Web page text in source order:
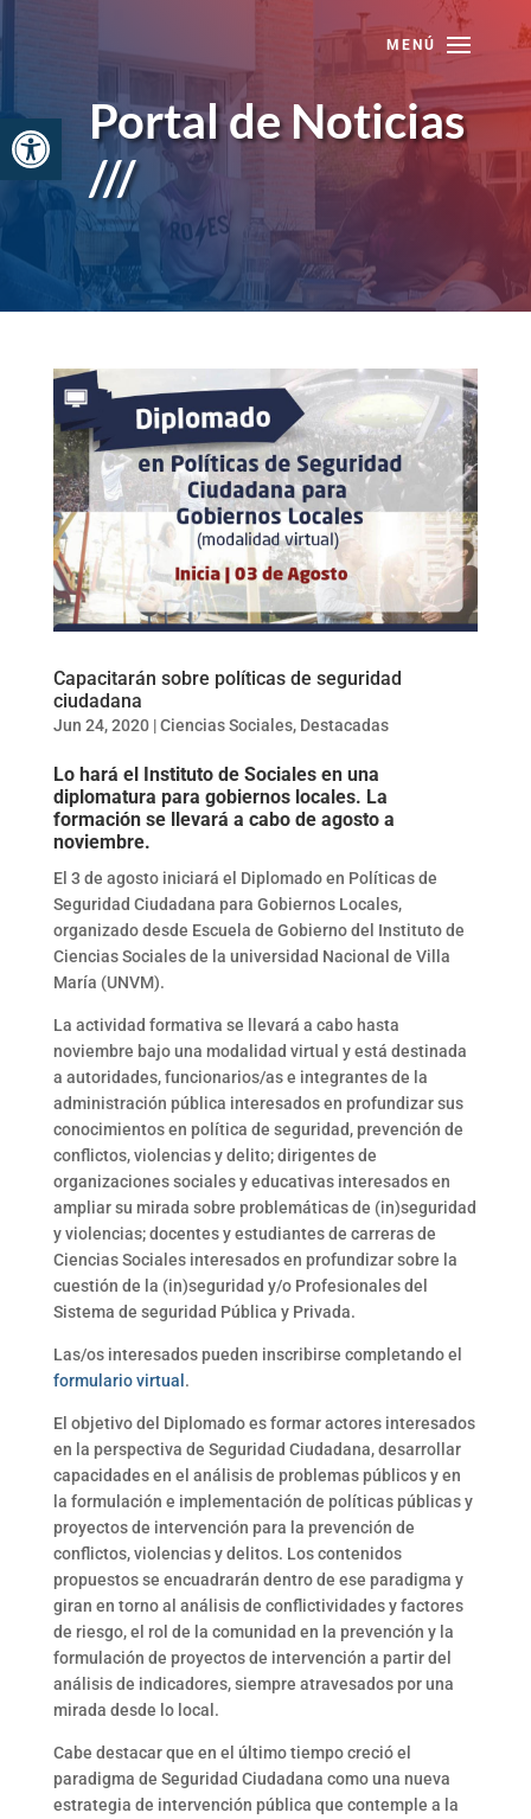
Abrir barra de herramientas
Portal de Noticias
///
Capacitarán sobre políticas de seguridad
ciudadana
Jun 24, 2020|Ciencias Sociales, Destacadas
Lo hará el Instituto de Sociales en una
diplomatura para gobiernos locales. La
formación se llevará a cabo de agosto a
noviembre.
El 3 de agosto iniciará el Diplomado en Políticas de
Seguridad Ciudadana para Gobiernos Locales,
organizado desde Escuela de Gobierno del Instituto de
Ciencias Sociales de la universidad Nacional de Villa
María (UNVM).
La actividad formativa se llevará a cabo hasta
noviembre bajo una modalidad virtual y está destinada
a autoridades, funcionarios/as e integrantes de la
administración pública interesados en profundizar sus
conocimientos en política de seguridad, prevención de
conflictos, violencias y delito; dirigentes de
organizaciones sociales y educativas interesados en
ampliar su mirada sobre problemáticas de (in)seguridad
y violencias; docentes y estudiantes de carreras de
Ciencias Sociales interesados en profundizar sobre la
cuestión de la (in)seguridad y/o Profesionales del
Sistema de seguridad Pública y Privada.
Las/os interesados pueden inscribirse completando el
formulario virtual .
El objetivo del Diplomado es formar actores interesados
en la perspectiva de Seguridad Ciudadana, desarrollar
capacidades en el análisis de problemas públicos y en
la formulación e implementación de políticas públicas y
proyectos de intervención para la prevención de
conflictos, violencias y delitos. Los contenidos
propuestos se encuadrarán dentro de ese paradigma y
giran en torno al análisis de conflictividades y factores
de riesgo, el rol de la comunidad en la prevención y la
formulación de proyectos de intervención a partir del
análisis de indicadores, siempre atravesados por una
mirada desde lo local.
Cabe destacar que en el último tiempo creció el
paradigma de Seguridad Ciudadana como una nueva
estrategia de intervención pública que contemple a la